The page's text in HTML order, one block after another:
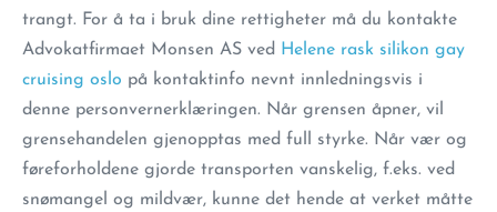
trangt. For å ta i bruk dine rettigheter må du kontakte
Advokatfirmaet Monsen AS ved
Helene rask silikon gay
cruising oslo på kontaktinfo nevnt innledningsvis i
denne personvernerklæringen. Når grensen åpner, vil
grensehandelen gjenopptas med full styrke. Når vær og
føreforholdene gjorde transporten vanskelig, f.eks. ved
snømangel og mildvær, kunne det hende at verket måtte